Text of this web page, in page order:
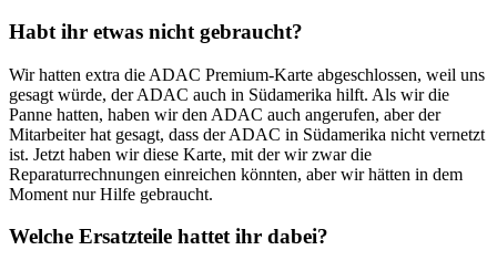
Habt ihr etwas nicht gebraucht?
Wir hatten extra die ADAC Premium-Karte abgeschlossen, weil uns
gesagt würde, der ADAC auch in Südamerika hilft. Als wir die
Panne hatten, haben wir den ADAC auch angerufen, aber der
Mitarbeiter hat gesagt, dass der ADAC in Südamerika nicht vernetzt
ist. Jetzt haben wir diese Karte, mit der wir zwar die
Reparaturrechnungen einreichen könnten, aber wir hätten in dem
Moment nur Hilfe gebraucht.
Welche Ersatzteile hattet ihr dabei?